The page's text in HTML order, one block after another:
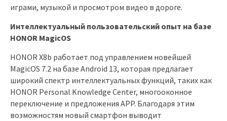
играми, музыкой и просмотром видео в дороге.
Интеллектуальный пользовательский опыт на базе
HONOR MagicOS
HONOR X8b работает под управлением новейшей
MagicOS 7.2 на базе Android 13, которая предлагает
широкий спектр интеллектуальных функций, таких как
HONOR Personal Knowledge Center, многооконное
переключение и предложения APP. Благодаря этим
возможностям новый смартфон выводит